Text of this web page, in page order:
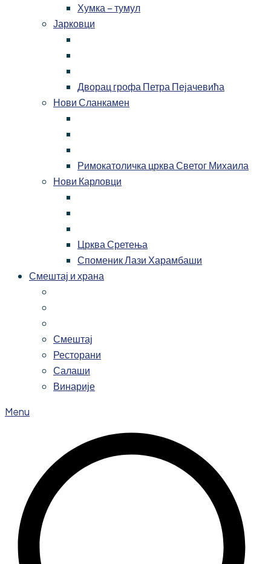
Хумка – тумул
Јарковци
Дворац грофа Петра Пејачевића
Нови Сланкамен
Римокатоличка црква Светог Михаила
Нови Карловци
Црква Сретења
Споменик Лази Харамбаши
Смештај и храна
Смештај
Ресторани
Салаши
Винарије
Menu